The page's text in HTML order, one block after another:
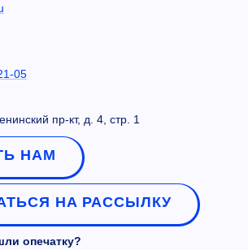
05
пр-кт, д. 4, стр. 1
НАМ
НА РАССЫЛКУ
опечатку?